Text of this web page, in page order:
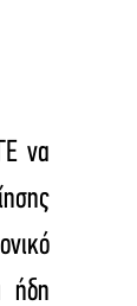
να
ήδη